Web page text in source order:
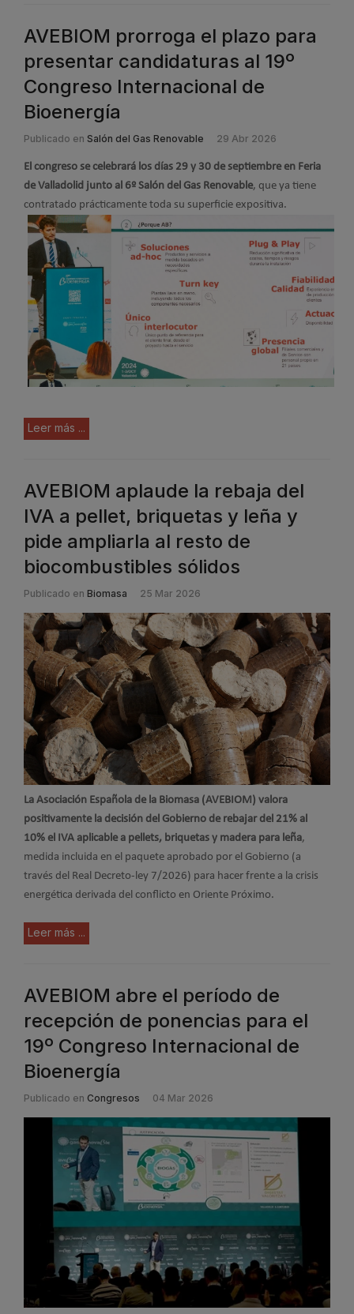
AVEBIOM prorroga el plazo para
presentar candidaturas al 19º
Congreso Internacional de
Bioenergía
Publicado en Salón del Gas Renovable 29 Abr 2026
El congreso se celebrará los días 29 y 30 de septiembre en Feria
de Valladolid junto al 6º Salón del Gas Renovable, que ya tiene
contratado prácticamente toda su superficie expositiva.
Leer más ...
AVEBIOM aplaude la rebaja del
IVA a pellet, briquetas y leña y
pide ampliarla al resto de
biocombustibles sólidos
Publicado en Biomasa 25 Mar 2026
La Asociación Española de la Biomasa (AVEBIOM) valora
positivamente la decisión del Gobierno de rebajar del 21% al
10% el IVA aplicable a pellets, briquetas y madera para leña,
medida incluida en el paquete aprobado por el Gobierno (a
través del Real Decreto-ley 7/2026) para hacer frente a la crisis
energética derivada del conflicto en Oriente Próximo.
Leer más ...
AVEBIOM abre el período de
recepción de ponencias para el
19º Congreso Internacional de
Bioenergía
Publicado en Congresos 04 Mar 2026